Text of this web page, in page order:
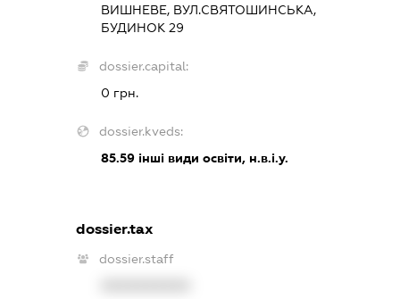
ВИШНЕВЕ, ВУЛ.СВЯТОШИНСЬКА,
БУДИНОК 29
dossier.capital:
0 грн.
dossier.kveds:
85.59 інші види освіти, н.в.і.у.
dossier.tax
dossier.staff